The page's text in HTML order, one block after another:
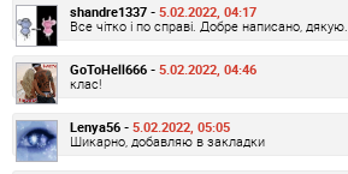
shandre1337 - 5.02.2022, 04:17
Все чітко і по справі. Добре написано, дякую.
GoToHell666 - 5.02.2022, 04:46
клас!
Lenya56 - 5.02.2022, 05:05
Шикарно, добавляю в закладки